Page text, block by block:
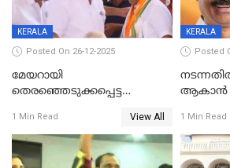
KERALA
Posted On 26-12-2025
മേയറായി
തെരഞ്ഞെടുക്കപ്പെട്ട
ആദ്യ വോട്ട് അസാധു; കണ്ണൂർ
ഡെപ്യൂട്ടി മേയർ സ്ഥാനത്ത്
താഹിറിന് വിജയം
1 Min Read View All
KERALA
Posted
ആകാൻ
തന്നെ
1 Min Read